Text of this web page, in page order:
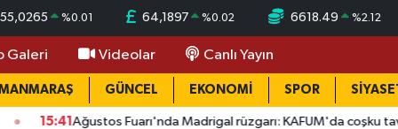
55,0265 %0.01 64,1897 %0.02 6618.49 %2.12
Galeri Videolar Canlı Yayın
GÜNCEL EKONOMİ SPOR
Madrigal rüzgarı: KAFUM'da coşku tavan yaptı